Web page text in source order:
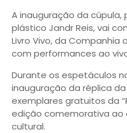
A inauguração da
plástico Jandr Reis, vai
Livro Vivo, da
com performances ao
Durante os espetáculos
inauguração da réplica
exemplares gratuitos da
edição comemorativa ao
cultural.